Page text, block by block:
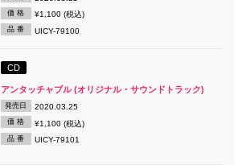
価 格 ¥1,100 (税込)
品 番 UICY-79100
CD
アンタッチャブル (オリジナル・サウンドトラック)
発売日 2020.03.25
価 格 ¥1,100 (税込)
品 番 UICY-79101